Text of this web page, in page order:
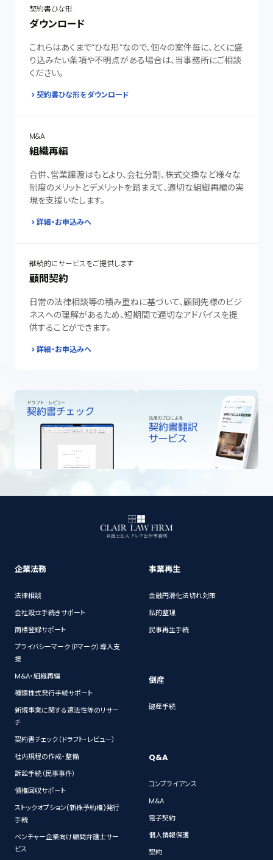
契約書ひな形
ダウンロード
これらはあくまで”ひな形”なので、個々の案件毎に、とくに盛
り込みたい条項や不明点がある場合は、当事務所にご相談
ください。
契約書ひな形をダウンロード
M&A
組織再編
合併、営業譲渡はもとより、会社分割、株式交換など様々な
制度のメリットとデメリットを踏まえて、適切な組織再編の実
現を支援いたします。
詳細・お申込みへ
継続的にサービスをご提供します
顧問契約
日常の法律相談等の積み重ねに基づいて、顧問先様のビジ
ネスへの理解があるため、短期間で適切なアドバイスを提
供することができます。
詳細・お申込みへ
企業法務
法律相談
会社設立手続きサポート
商標登録サポート
プライバシーマーク（Pマーク）導入支
援
M&A・組織再編
種類株式発行手続サポート
新規事業に関する適法性等のリサー
チ
契約書チェック（ドラフト・レビュー）
社内規程の作成・整備
訴訟手続（民事事件）
債権回収サポート
ストックオプション(新株予約権)発行
手続
ベンチャー企業向け顧問弁護士サー
ビス
事業再生
金融円滑化法切れ対策
私的整理
民事再生手続
倒産
破産手続
Q&A
コンプライアンス
M&A
電子契約
個人情報保護
契約